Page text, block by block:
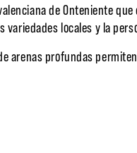
de Onteniente
locales y la
arenas profundas